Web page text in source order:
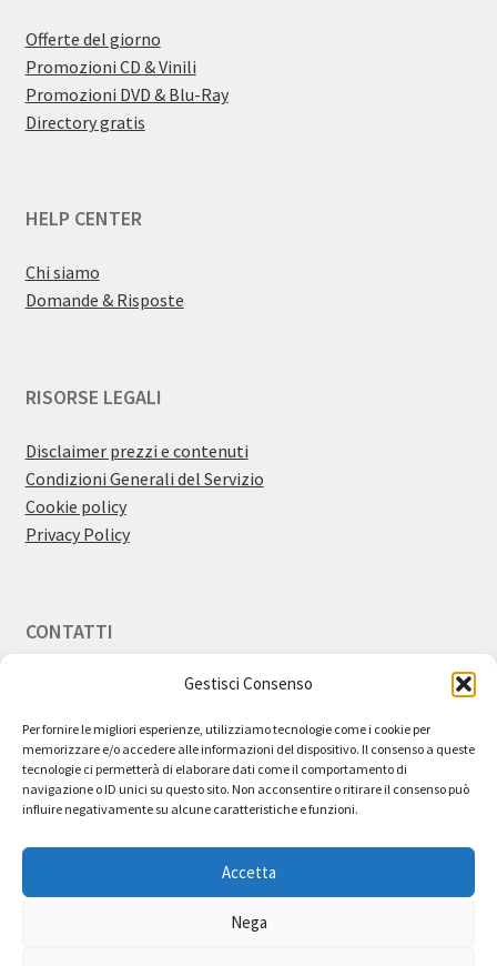
Gestisci Consenso
Per fornire le migliori esperienze, utilizziamo tecnologie come i cookie per
memorizzare e/o accedere alle informazioni del dispositivo. Il consenso a queste
tecnologie ci permetterà di elaborare dati come il comportamento di
navigazione o ID unici su questo sito. Non acconsentire o ritirare il consenso può
influire negativamente su alcune caratteristiche e funzioni.
Accetta
Nega
Offerte del giorno
Promozioni CD & Vinili
Promozioni DVD & Blu-Ray
Directory gratis
HELP CENTER
Chi siamo
Domande & Risposte
RISORSE LEGALI
Disclaimer prezzi e contenuti
Condizioni Generali del Servizio
Cookie policy
Privacy Policy
CONTATTI
info@bestdiscount.it
funzionalità esterne. Questi ultimi vengono inviati al tuo browser
direttamente dalle terze parti, che ne sono responsabili.
Cliccando su "Accetta tutti" acconsenti all'utilizzo di tutti i cookies.
Cliccando su "Impostazioni Cookie" potrai fornire o negare il